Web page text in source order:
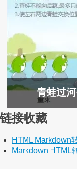
青蛙过
链接收藏
HTML Markdown
Markdown HTML